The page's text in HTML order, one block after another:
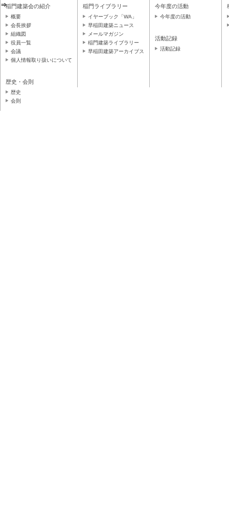
⇒稲門建築会の紹介
概要
会長挨拶
組織図
役員一覧
会議
個人情報取り扱いについて
歴史・会則
歴史
会則
稲門ライブラリー
イヤーブック「WA」
早稲田建築ニュース
メールマガジン
稲門建築ライブラリー
早稲田建築アーカイブス
今年度の活動
今年度の活動
活動記録
活動記録